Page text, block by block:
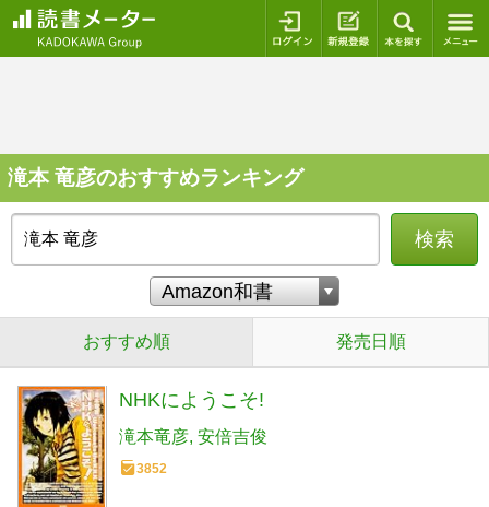
ログイン 新規登録
滝本 竜彦のおすすめランキング
検索
おすすめ順 発売日順
NHKにようこそ!
滝本竜彦 安倍吉俊
3852